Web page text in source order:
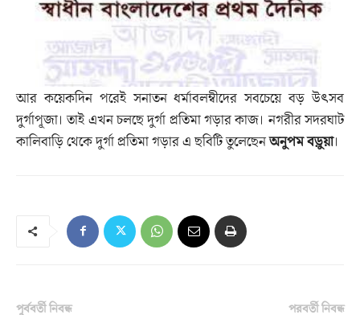
আর কয়েকদিন পরেই সনাতন ধর্মাবলম্বীদের সবচেয়ে বড় উৎসব
দুর্গাপূজা। তাই এখন চলছে দুর্গা প্রতিমা গড়ার কাজ। নগরীর সদরঘাট
কালিবাড়ি থেকে দুর্গা প্রতিমা গড়ার এ ছবিটি তুলেছেনঅনুপম বড়ুয়া।
পূর্ববর্তী নিবন্ধ
পরবর্তী নিবন্ধ